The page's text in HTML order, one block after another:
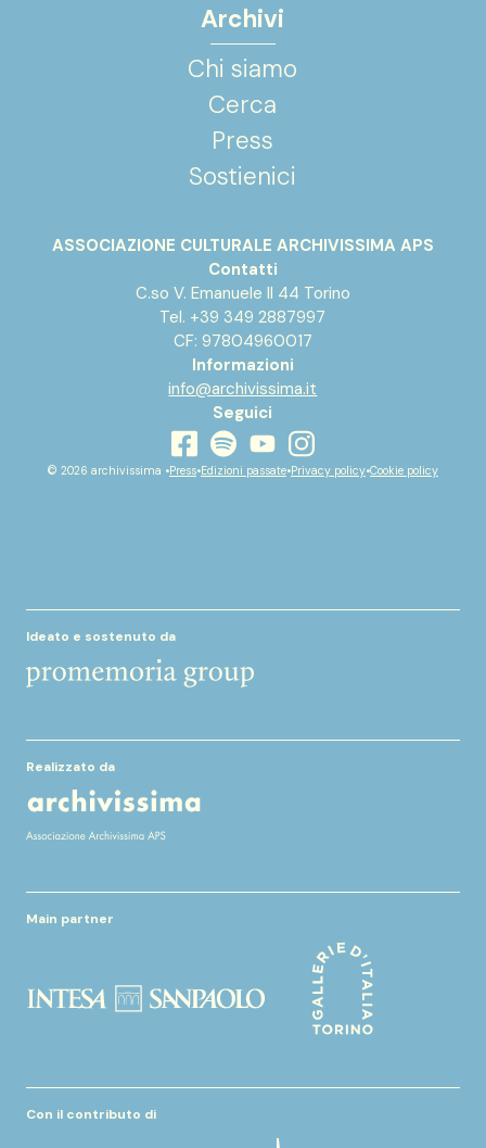
Archivi
Chi siamo
Cerca
Press
Sostienici
ASSOCIAZIONE CULTURALE ARCHIVISSIMA APS
Contatti
C.so V. Emanuele II 44 Torino
Tel. +39 349 2887997
CF: 97804960017
Informazioni
info@archivissima.it
Seguici
facebook
spotifyyoutubeinstagram
© 2026 archivissima •Press•Edizioni passate•Privacy policy•Cookie policy
Ideato e sostenuto da
Realizzato da
Main partner
Con il contributo di